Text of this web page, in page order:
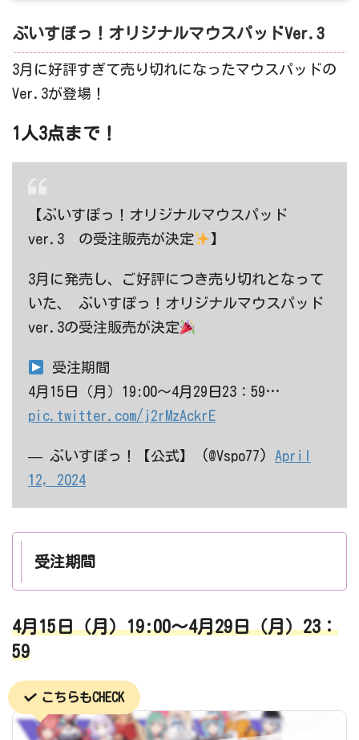
ぶいすぽっ！オリジナルマウスパッドVer.3
3月に好評すぎて売り切れになったマウスパッドの
Ver.3が登場！
1人3点まで！
【ぶいすぽっ！オリジナルマウスパッド
ver.3 の受注販売が決定
】
3月に発売し、ご好評につき売り切れとなって
いた、 ぶいすぽっ！オリジナルマウスパッド
ver.3の受注販売が決定
受注期間
4月15日（月）19:00～4月29日23：59…
pic.twitter.com/j2rMzAckrE
— ぶいすぽっ！【公式】 (@Vspo77) April
12, 2024
受注期間
4月15日（月）19:00～4月29日（月）23：
59
こちらもCHECK